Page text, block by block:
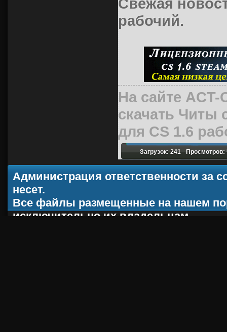
рабочий.
На сайте
скачать Читы
для CS 1.6
Загрузок: 241 Просмотров:
Администрация ответственности за
несет.
Все файлы размещенные на нашем
исключительно их владельцам.